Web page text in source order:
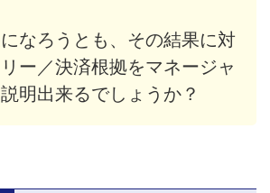
なろうとも、その結果に対
ー／決済根拠をマネージャ
明出来るでしょうか？